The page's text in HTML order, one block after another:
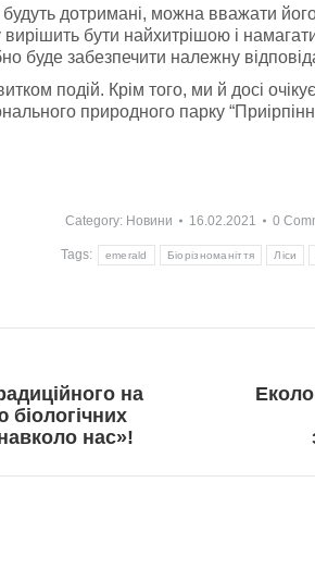
дотримані, можна вважати
бути найхитрішою і
буде забезпечити належну
подій. Крім того, ми й досі
природного парку
Category: Новини 16.02.2021 0
Tags: emerald Біорізноманіття Ліси
на
нас»!